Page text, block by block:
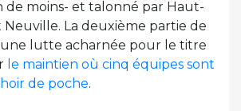
de moins- et talonné par Haut-
La deuxième partie de
une lutte acharnée pour le titre
le maintien où cinq équipes sont
de poche.